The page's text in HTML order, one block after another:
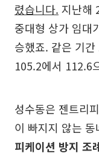
렸습니다. 지난해
중대형 상가 임대
승했죠. 같은 기
105.2에서 112.6
성수동은 젠트리
이 빠지지 않는
피케이션 방지 조